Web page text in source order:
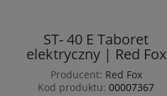
ST- 40 E Taboret
elektryczny | Red Fox
Producent: Red Fox
Kod produktu: 00007367